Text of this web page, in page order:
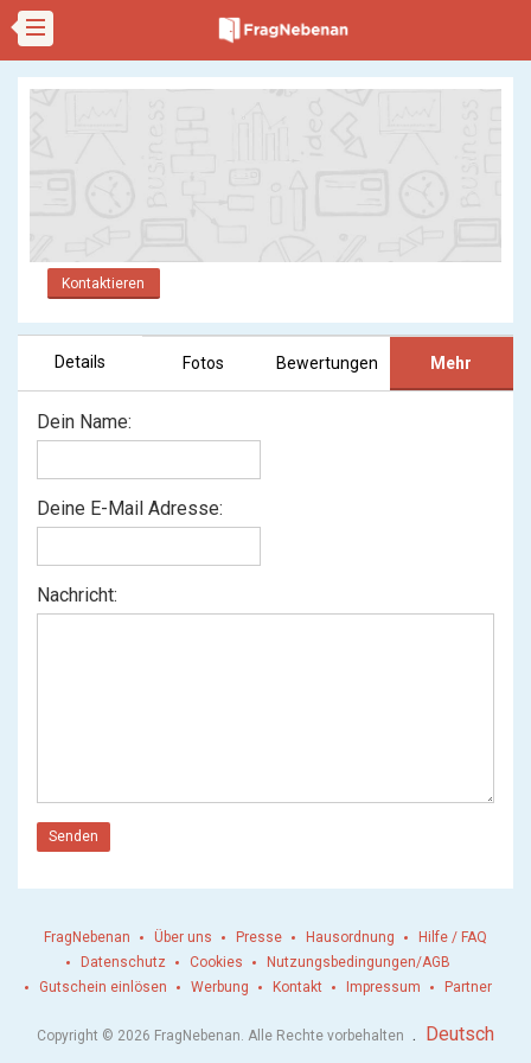
Kontaktieren
Details Fotos Bewertungen Mehr
Dein Name:
Deine E-Mail Adresse:
Nachricht:
Senden
FragNebenan Über uns Presse Hausordnung
Hilfe / FAQ
Datenschutz
Cookies
Nutzungsbedingungen/AGB
Gutschein einlösen
Werbung Kontakt Impressum Partner
Copyright © 2026 FragNebenan. Alle Rechte vorbehalten . Deutsch